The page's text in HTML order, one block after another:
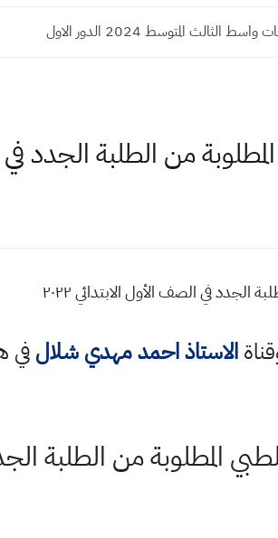
الثالث المتوسط 2024 الدور الاول
من الطلبة الجدد في
في الصف الأول الابتدائي ٢٠٢٢
الاستاذ احمد مهدي شلالفي
المطلوبة من الطلبة الجدد